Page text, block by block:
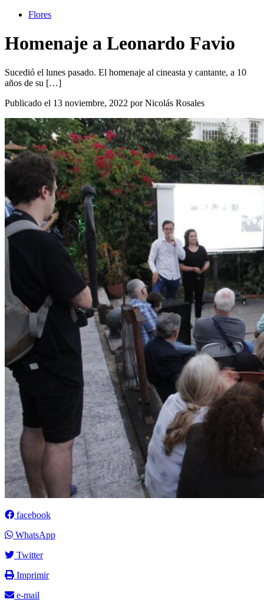
Flores
Homenaje a Leonardo Favio
Sucedió el lunes pasado. El homenaje al cineasta y cantante, a 10
años de su […]
Publicado el 13 noviembre, 2022 por Nicolás Rosales
facebook
WhatsApp
Twitter
Imprimir
e-mail